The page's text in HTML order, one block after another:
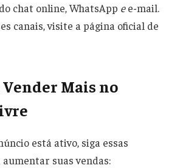
chat online, WhatsApp ee-mail.
canais, visite a página oficial de
Mais no
está ativo, siga essas
suas vendas: